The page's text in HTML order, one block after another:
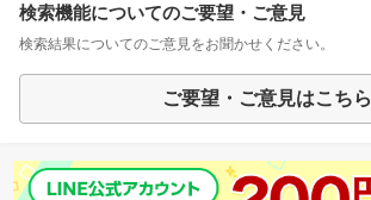
検索機能についてのご要望・ご意見
検索結果についてのご意見をお聞かせください。
ご要望・ご意見はこちら